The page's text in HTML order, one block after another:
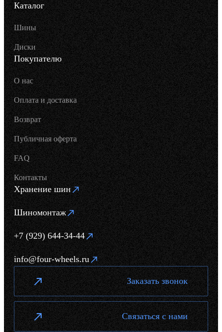
Каталог
Шины
Диски
Покупателю
О нас
Оплата и доставка
Возврат
Публичная оферта
FAQ
Контакты
Хранение шин
Шиномонтаж
+7 (929) 644-34-44
info@four-wheels.ru
Заказать звонок
Связаться с нами